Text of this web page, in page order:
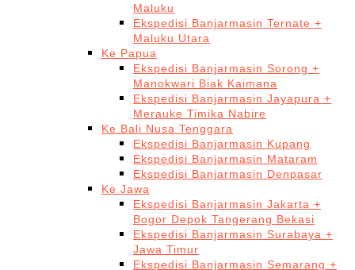
Maluku
Ekspedisi Banjarmasin Ternate +
Maluku Utara
Ke Papua
Ekspedisi Banjarmasin Sorong +
Manokwari Biak Kaimana
Ekspedisi Banjarmasin Jayapura +
Merauke Timika Nabire
Ke Bali Nusa Tenggara
Ekspedisi Banjarmasin Kupang
Ekspedisi Banjarmasin Mataram
Ekspedisi Banjarmasin Denpasar
Ke Jawa
Ekspedisi Banjarmasin Jakarta +
Bogor Depok Tangerang Bekasi
Ekspedisi Banjarmasin Surabaya +
Jawa Timur
Ekspedisi Banjarmasin Semarang +